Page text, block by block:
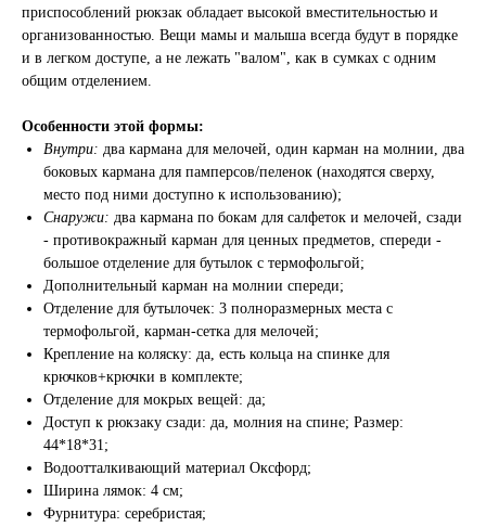
приспособлений рюкзак обладает высокой вместительностью и
организованностью. Вещи мамы и малыша всегда будут в порядке
и в легком доступе, а не лежать "валом", как в сумках с одним
общим отделением.
Особенности этой формы:
Внутри: два кармана для мелочей, один карман на молнии, два
боковых кармана для памперсов/пеленок (находятся сверху,
место под ними доступно к использованию);
Снаружи: два кармана по бокам для салфеток и мелочей, сзади
- противокражный карман для ценных предметов, спереди -
большое отделение для бутылок с термофольгой;
Дополнительный карман на молнии спереди;
Отделение для бутылочек: 3 полноразмерных места с
термофольгой, карман-сетка для мелочей;
Крепление на коляску: да, есть кольца на спинке для
крючков+крючки в комплекте;
Отделение для мокрых вещей: да;
Доступ к рюкзаку сзади: да, молния на спине; Размер:
44*18*31;
Водоотталкивающий материал Оксфорд;
Ширина лямок: 4 см;
Фурнитура: серебристая;